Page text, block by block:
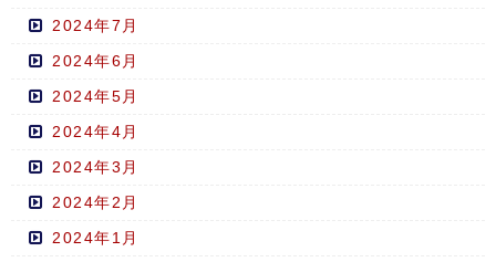
2024年7月
2024年6月
2024年5月
2024年4月
2024年3月
2024年2月
2024年1月